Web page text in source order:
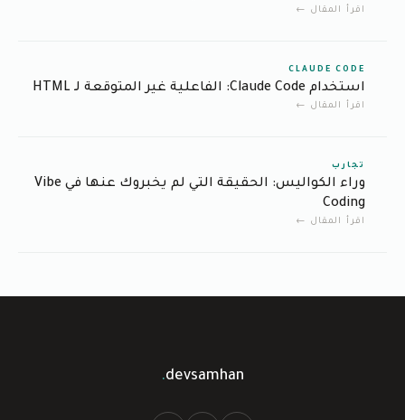
اقرأ المقال ←
CLAUDE CODE
استخدام Claude Code: الفاعلية غير المتوقعة لـ HTML
اقرأ المقال ←
تجارب
وراء الكواليس: الحقيقة التي لم يخبروك عنها في Vibe
Coding
اقرأ المقال ←
devsamhan
.